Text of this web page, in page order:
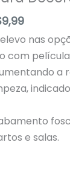
9,99
nas
com
a
e salas.